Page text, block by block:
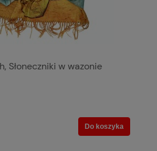
Słoneczniki w wazonie
Do koszyka